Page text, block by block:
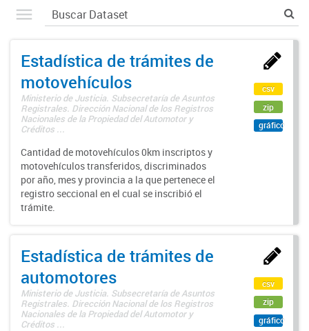
Estadística de trámites de
motovehículos
Ministerio de Justicia. Subsecretaría de Asuntos
Registrales. Dirección Nacional de los Registros
Nacionales de la Propiedad del Automotor y
Créditos ...
Cantidad de motovehículos 0km inscriptos y
motovehículos transferidos, discriminados
por año, mes y provincia a la que pertenece el
registro seccional en el cual se inscribió el
trámite.
csv
zip
gráfico
Estadística de trámites de
automotores
Ministerio de Justicia. Subsecretaría de Asuntos
Registrales. Dirección Nacional de los Registros
Nacionales de la Propiedad del Automotor y
Créditos ...
csv
zip
gráfico